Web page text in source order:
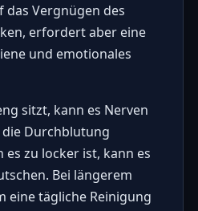
Vergnügen des
erfordert aber eine
und emotionales
sitzt, kann es Nerven
Durchblutung
es zu locker ist, kann es
Bei längerem
eine tägliche Reinigung